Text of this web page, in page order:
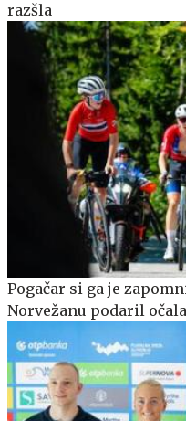
razšla
Pogačar si ga je
Norvežanu podaril očala